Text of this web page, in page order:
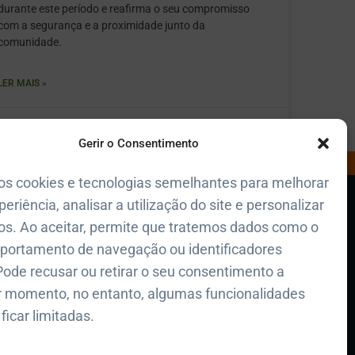
Gerir o Consentimento
cookies e tecnologias semelhantes para melhorar
analisar a utilização do site e personalizar
Ao aceitar, permite que tratemos dados como o
de navegação ou identificadores
recusar ou retirar o seu consentimento a
momento, no entanto, algumas funcionalidades
limitadas.
este período e reafirma o seu compromisso
a segurança e a proximidade junto da
LER MAIS »
Polícia de Seg. Pública
Polícia Municipal de Lisboa
+351 217 225 200
Regimento de Bombeiros Sapadores